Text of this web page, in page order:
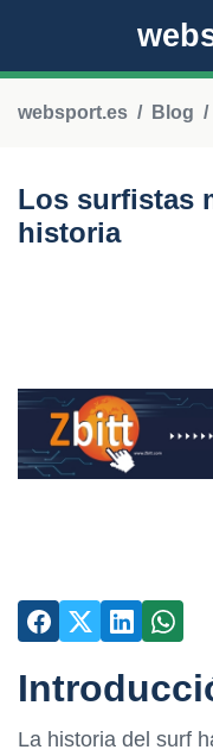
websport.es Blog
Los surfistas
historia
La historia del surf